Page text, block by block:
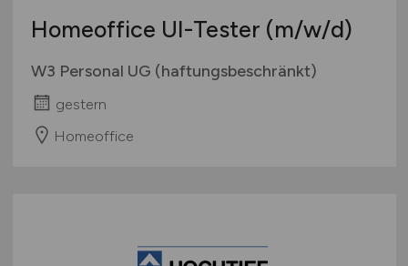
International
Homeoffice UI-Tester (m/w/d)
W3 Personal UG (haftungsbeschränkt)
gestern
Homeoffice